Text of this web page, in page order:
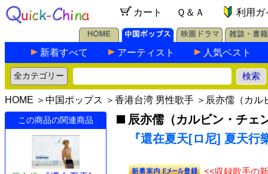
カート Ｑ＆Ａ 利用ガ
新着すべて アーティスト 人気ベスト
HOME ＞ 中国ポップス ＞ 香港台湾 男性歌手 ＞ 辰亦儒（カル
この商品の関連商品
辰亦儒（カルビン・チェ
『還在夏天[ロ尼] 夏天
<<収録歌手の